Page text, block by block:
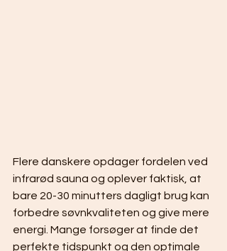
Flere danskere opdager fordelen ved
infrarød sauna og oplever faktisk, at
bare 20-30 minutters dagligt brug kan
forbedre søvnkvaliteten og give mere
energi. Mange forsøger at finde det
perfekte tidspunkt og den optimale